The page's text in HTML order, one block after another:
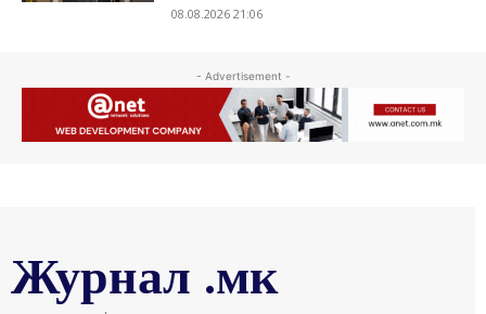
08.08.2026 21:06
- Advertisement -
Журнал .мк